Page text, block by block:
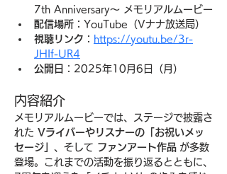
7th Anniversary〜 メモリアルムービー
配信場所 ：YouTube（Vナナ放送局）
視聴リンク ： https://youtu.be/3r-
JHIf-UR4
公開日
：2025年10月6日（月）
内容紹介
メモリアルムービーでは、ステージで披露さ
れた Vライバーやリスナーの「お祝いメッ
セージ」 、そして ファンアート作品 が多数
登場。これまでの活動を振り返るとともに、